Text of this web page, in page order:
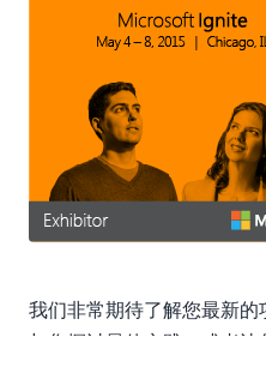
我们非常期待了解您最新
与您探讨最佳实践，或者